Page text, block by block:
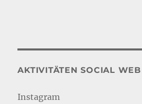
AKTIVITÄTEN SOCIAL WEB
Instagram